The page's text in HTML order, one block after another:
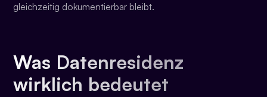
gleichzeitig dokumentierbar bleibt.
Was Datenresidenz
wirklich bedeutet